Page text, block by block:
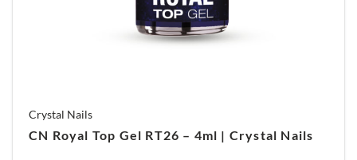
Crystal Nails
CN Royal Top Gel RT26 – 4ml | Crystal Nails